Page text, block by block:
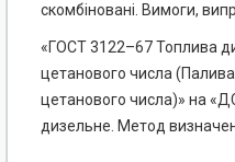
скомбіновані. Вимоги,
«ГОСТ 3122–67 Топлива
цетанового числа
цетанового числа)» на
дизельне. Метод